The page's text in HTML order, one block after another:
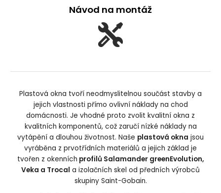
Návod na montáž
Plastová okna tvoří neodmyslitelnou součást stavby a
jejich vlastnosti přímo ovlivní náklady na chod
domácnosti. Je vhodné proto zvolit kvalitní okna z
kvalitních komponentů, což zaručí nízké náklady na
vytápění a dlouhou životnost. Naše plastová okna jsou
vyráběna z prvotřídních materiálů a jejich základ je
tvořen z okenních profilů Salamander greenEvolution,
Veka a Trocal a izolačních skel od předních výrobců
skupiny Saint-Gobain.